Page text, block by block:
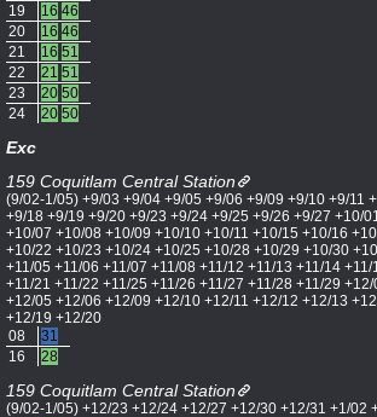
19
16 46
20
16 46
21
16 51
22
21 51
23
20 50
24
20 50
Exc
159 Coquitlam Central Station
(9/02-1/05) +9/03 +9/04 +9/05 +9/06 +9/09 +9/10 +9/11
+9/18 +9/19 +9/20 +9/23 +9/24 +9/25 +9/26 +9/27 +10/
+10/07 +10/08 +10/09 +10/10 +10/11 +10/15 +10/16
+10/22 +10/23 +10/24 +10/25 +10/28 +10/29 +10/30
+11/05 +11/06 +11/07 +11/08 +11/12 +11/13 +11/14
+11/21 +11/22 +11/25 +11/26 +11/27 +11/28 +11/29
+12/05 +12/06 +12/09 +12/10 +12/11 +12/12 +12/13
+12/19 +12/20
08
31
16
28
159 Coquitlam Central Station
(9/02-1/05) +12/23 +12/24 +12/27 +12/30 +12/31 +1/02